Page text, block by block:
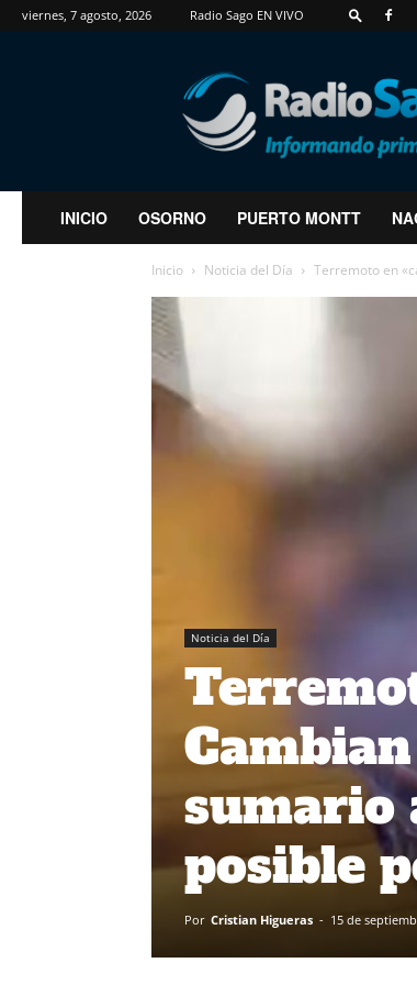
viernes, 7 agosto, 2026 Radio Sago EN VIVO
RadioSago
INICIO OSORNO PUERTO MONTT
Inicio Noticia del Día Terremoto en
Noticia del Día
sumario
posible
Por Cristian Higueras - 15 de